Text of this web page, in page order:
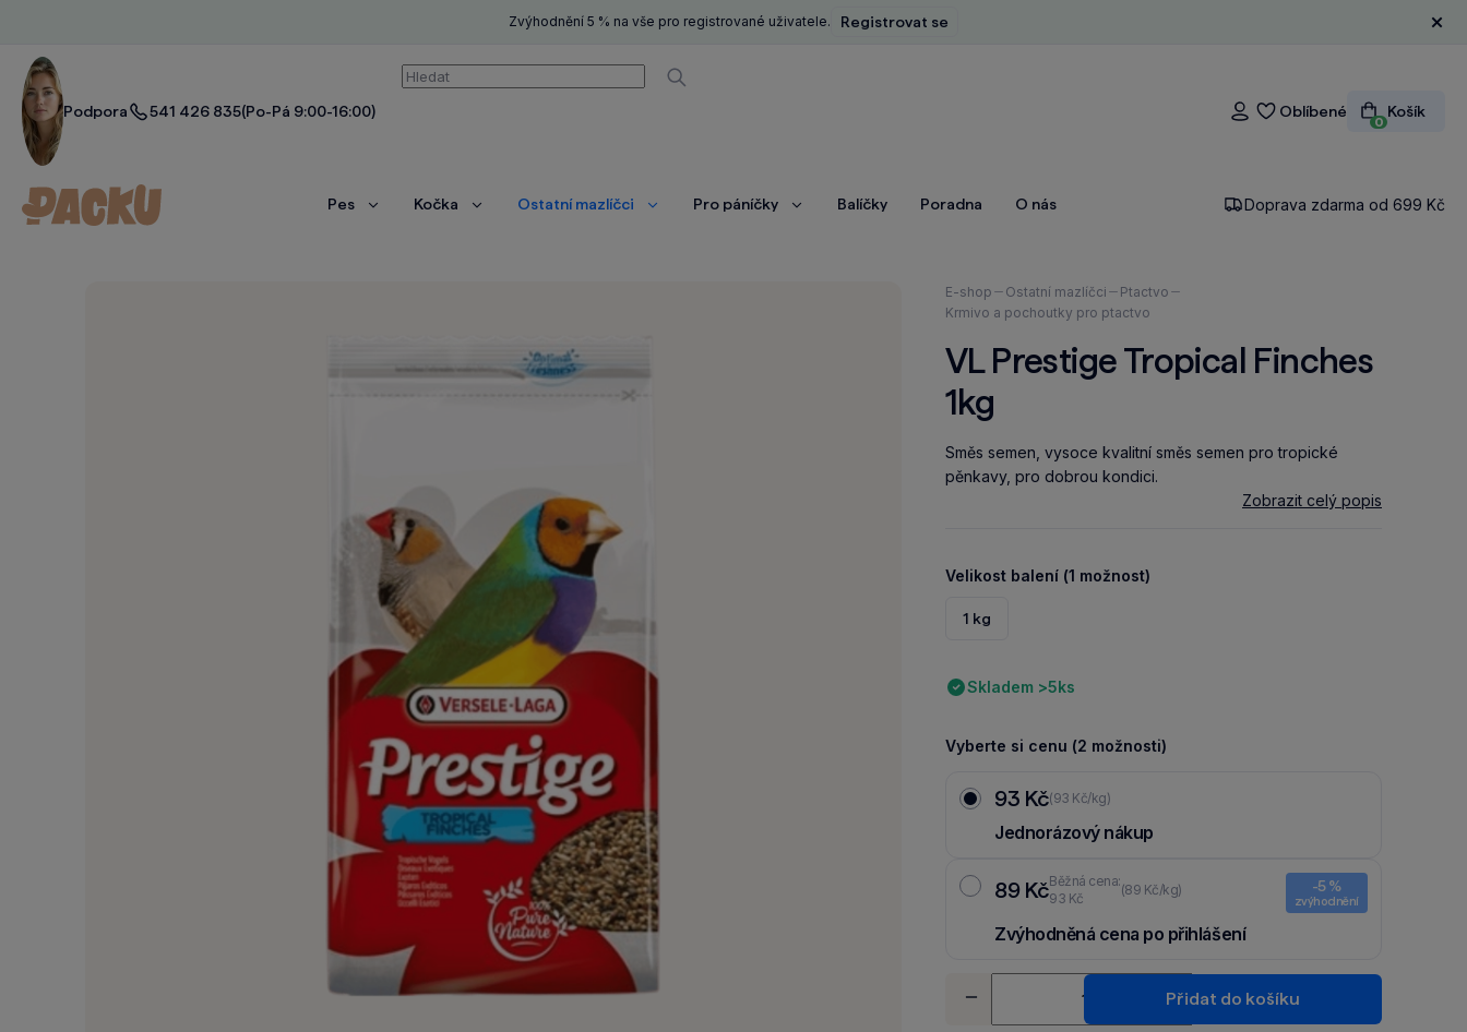
Zvýhodnění 5 % na vše pro registrované uživatele. Registrovat se
Podpora 541 426 835(Po-Pá 9:00-16:00)
Vyhledávání
Vyhledávat
Přihlášení
Oblíbené
0
Košík
Pes
ZobrazitKočka
ZobrazitOstatní mazlíčci
ZobrazitPro páníčky
ZobrazitBalíčky Poradna O nás Doprava zdarma od 699 Kč
Nacházíte
se
E-shop Ostatní mazlíčci
Ptactvo
Krmivo a pochoutky pro ptactvo
VL Prestige Tropical Finches
1kg
Směs semen, vysoce kvalitní směs semen pro tropické
pěnkavy, pro dobrou kondici.
Zobrazit celý popis
Velikost balení (1 možnost)
1 kg
Skladem >5ks
Vyberte si cenu (2 možnosti)
93 Kč(93 Kč/kg)
Jednorázový nákup
89 KčBěžná cena:
93 Kč
(89 Kč/kg) -5 %
zvýhodnění
Zvýhodněná cena po přihlášení
-
+
Přidat do košíku